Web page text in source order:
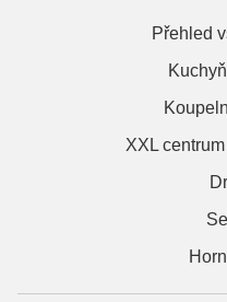
Přehled
XXL